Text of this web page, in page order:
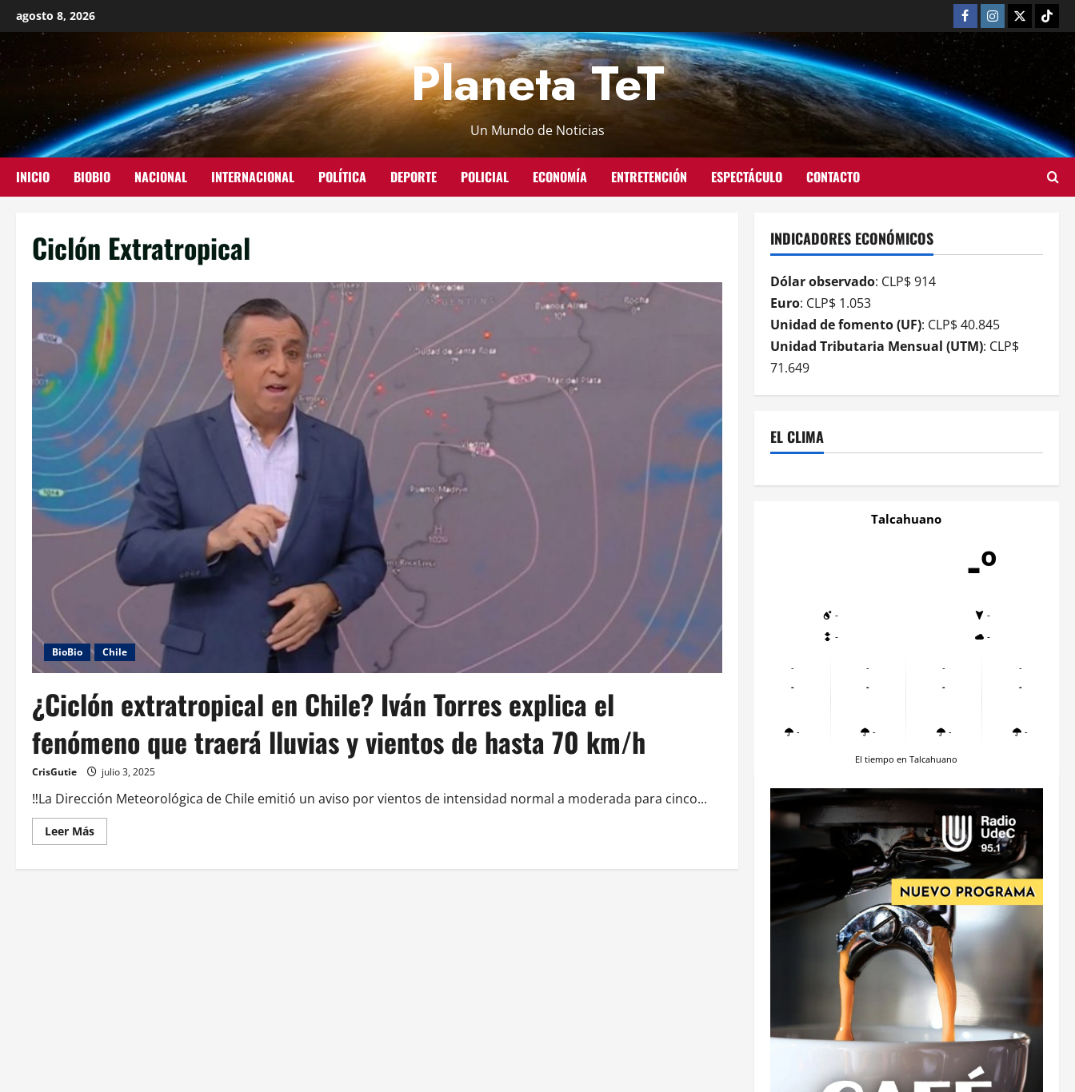
agosto 8, 2026
Planeta TeT
Un Mundo de Noticias
INICIO BIOBIO NACIONAL INTERNACIONAL POLÍTICA DEPORTE POLICIAL ECONOMÍA ENTRETENCIÓN ESPECTÁCULO CONTACTO
Ciclón Extratropical
BioBio Chile
¿Ciclón extratropical en Chile? Iván Torres explica el
fenómeno que traerá lluvias y vientos de hasta 70 km/h
CrisGutie julio 3, 2025
‼️La Dirección Meteorológica de Chile emitió un aviso por vientos de intensidad normal a moderada para cinco...
Leer Más
INDICADORES ECONÓMICOS
Dólar observado: CLP$ 914
Euro: CLP$ 1.053
Unidad de fomento (UF): CLP$ 40.845
Unidad Tributaria Mensual (UTM): CLP$
71.649
EL CLIMA
Talcahuano
-º
-
-
-
-
-
-
-
-
-
-
-
-
-
-
-
-
El tiempo en Talcahuano